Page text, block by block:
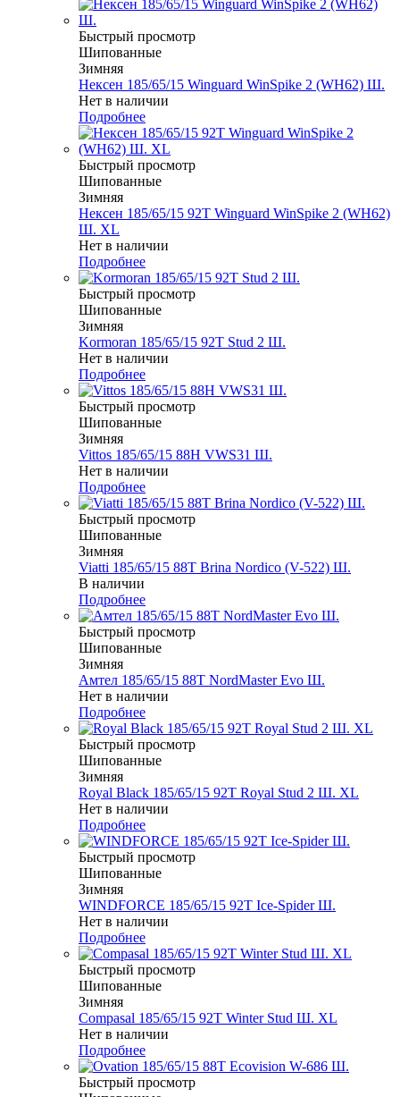
Быстрый просмотр
Шипованные
Зимняя
Нексен 185/65/15 Winguard WinSpike 2 (WH62) Ш.
Нет в наличии
Подробнее
Быстрый просмотр
Шипованные
Зимняя
Нексен 185/65/15 92T Winguard WinSpike 2 (WH62)
Ш. XL
Нет в наличии
Подробнее
Быстрый просмотр
Шипованные
Зимняя
Kormoran 185/65/15 92T Stud 2 Ш.
Нет в наличии
Подробнее
Быстрый просмотр
Шипованные
Зимняя
Vittos 185/65/15 88H VWS31 Ш.
Нет в наличии
Подробнее
Быстрый просмотр
Шипованные
Зимняя
Viatti 185/65/15 88T Brina Nordico (V-522) Ш.
В наличии
Подробнее
Быстрый просмотр
Шипованные
Зимняя
Амтел 185/65/15 88T NordMaster Evo Ш.
Нет в наличии
Подробнее
Быстрый просмотр
Шипованные
Зимняя
Royal Black 185/65/15 92T Royal Stud 2 Ш. XL
Нет в наличии
Подробнее
Быстрый просмотр
Шипованные
Зимняя
WINDFORCE 185/65/15 92T Ice-Spider Ш.
Нет в наличии
Подробнее
Быстрый просмотр
Шипованные
Зимняя
Compasal 185/65/15 92T Winter Stud Ш. XL
Нет в наличии
Подробнее
Быстрый просмотр